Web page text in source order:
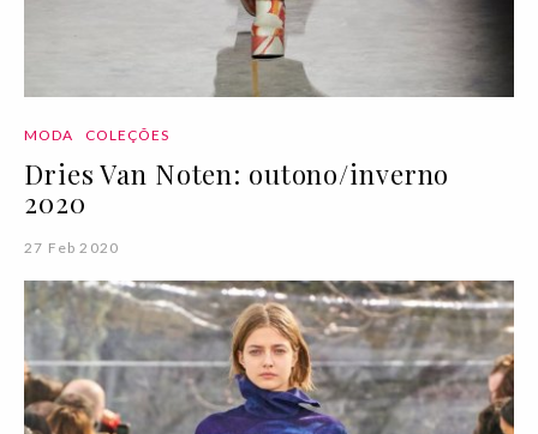
MODA COLEÇÕES
Dries Van Noten: outono/inverno
2020
27 Feb 2020